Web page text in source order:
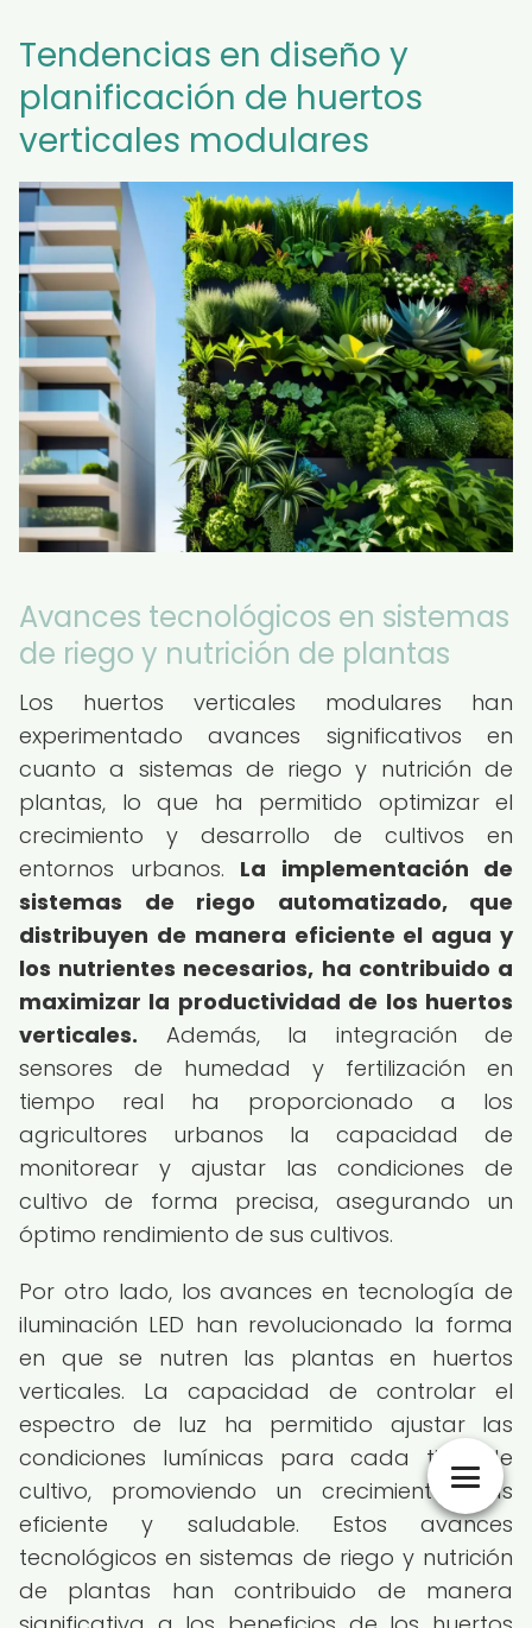
Tendencias en diseño y
planificación de huertos
verticales modulares
Avances tecnológicos en sistemas
de riego y nutrición de plantas
Los huertos verticales modulares han
experimentado avances significativos en
cuanto a sistemas de riego y nutrición de
plantas, lo que ha permitido optimizar el
crecimiento y desarrollo de cultivos en
entornos urbanos. La implementación de
sistemas de riego automatizado, que
distribuyen de manera eficiente el agua y
los nutrientes necesarios, ha contribuido a
maximizar la productividad de los huertos
verticales. Además, la integración de
sensores de humedad y fertilización en
tiempo real ha proporcionado a los
agricultores urbanos la capacidad de
monitorear y ajustar las condiciones de
cultivo de forma precisa, asegurando un
óptimo rendimiento de sus cultivos.
Por otro lado, los avances en tecnología de
iluminación LED han revolucionado la forma
en que se nutren las plantas en huertos
verticales. La capacidad de controlar el
espectro de luz ha permitido ajustar las
condiciones lumínicas para cada tipo de
cultivo, promoviendo un crecimiento más
eficiente y saludable. Estos avances
tecnológicos en sistemas de riego y nutrición
de plantas han contribuido de manera